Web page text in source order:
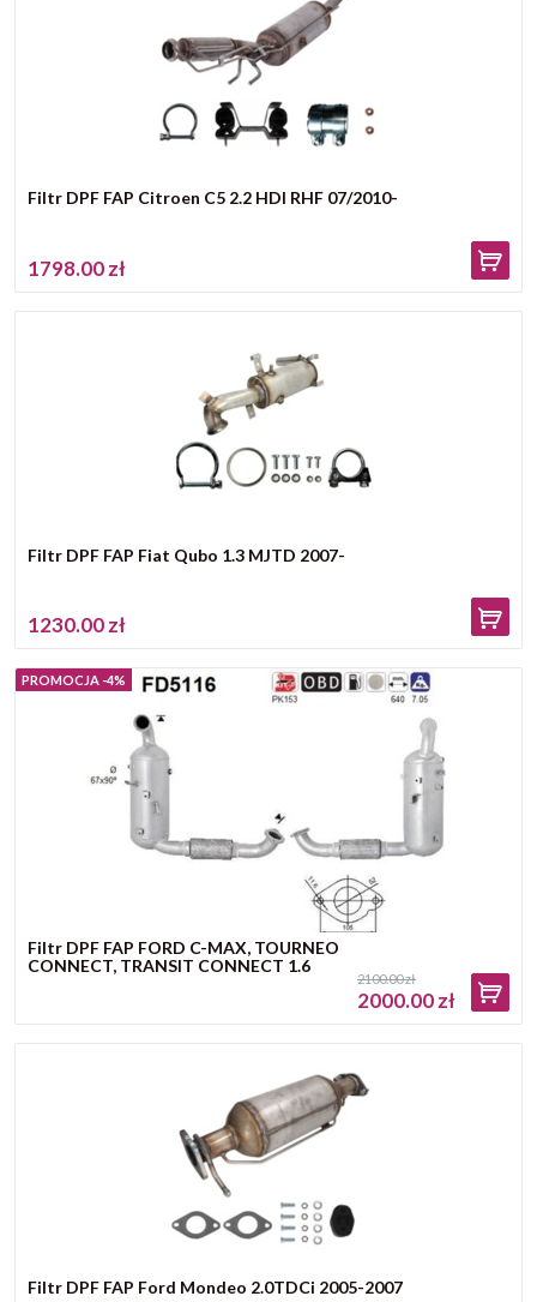
Filtr DPF FAP Citroen C5 2.2 HDI RHF 07/2010-
1798.00 zł
Filtr DPF FAP Fiat Qubo 1.3 MJTD 2007-
1230.00 zł
-4%
Filtr DPF FAP FORD C-MAX, TOURNEO
CONNECT, TRANSIT CONNECT 1.6
2100.00 zł
2000.00 zł
Filtr DPF FAP Ford Mondeo 2.0TDCi 2005-2007